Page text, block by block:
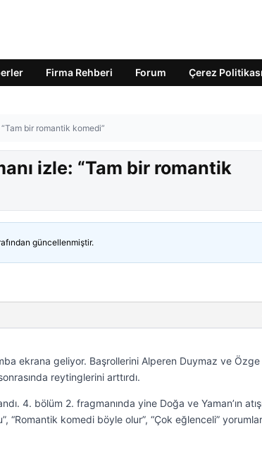
Firma Rehberi Forum Çerez Politikası
bir romantik komedi”
izle: “Tam bir romantik
güncellenmiştir.
ekrana geliyor. Başrollerini Alperen Duymaz ve Özge
reytinglerini arttırdı.
4. bölüm 2. fragmanında yine Doğa ve Yaman’ın
“Romantik komedi böyle olur”, “Çok eğlenceli”